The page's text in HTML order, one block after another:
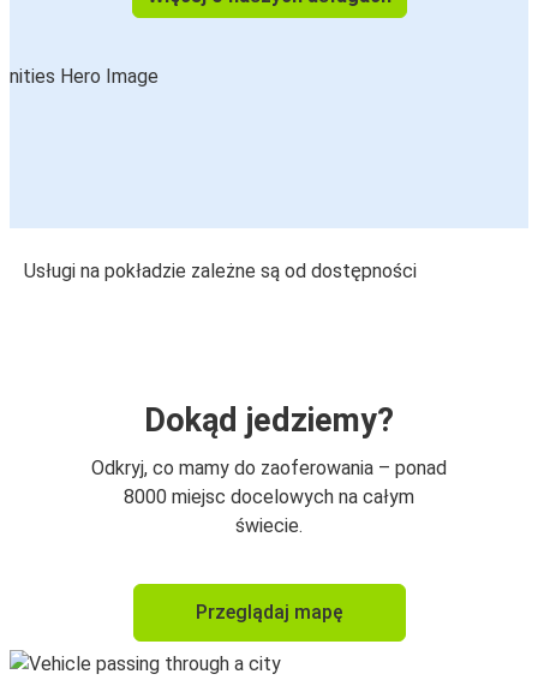
Usługi na pokładzie zależne są od dostępności
Dokąd jedziemy?
Odkryj, co mamy do zaoferowania – ponad
8000 miejsc docelowych na całym
świecie.
Przeglądaj mapę